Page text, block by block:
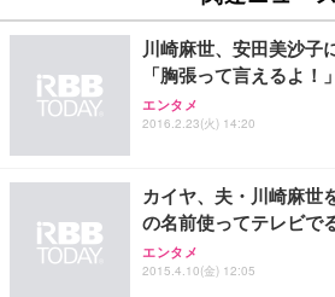
キング pc 事務椅子 360度
ン樹脂ベース 通気性メッ
(黒網+黒枠+黒足)
￥5,699
SIHOO B100 オフィスチェ
Sezlife オフィスチェア デ
ワーク チェア 強化バック
￥105,595
EIZO ビジネス向けプレミ
EV2740X-WT | 27.0型4K
￥109,572
【純正品】27"ゲーミング
フック付き（CFI-ZDM1J）
￥3,373
Amazonベーシック ペット
ネオ・ルーライフ ネオ・オ
川崎麻世、安田美沙子
「胸張って言えるよ！」
エンタメ
2016.2.23(火) 14:20
カイヤ、夫・川崎麻世
の名前使ってテレビで
エンタメ
2015.4.10(金) 12:05